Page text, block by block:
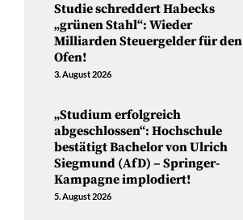
Studie schreddert Habecks
„grünen Stahl“: Wieder
Milliarden Steuergelder für den
Ofen!
3. August 2026
„Studium erfolgreich
abgeschlossen“: Hochschule
bestätigt Bachelor von Ulrich
Siegmund (AfD) – Springer-
Kampagne implodiert!
5. August 2026